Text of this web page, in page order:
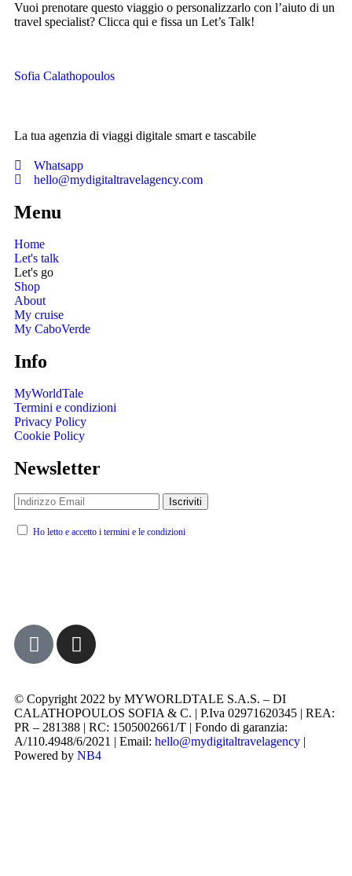
Vuoi prenotare questo viaggio o personalizzarlo con l’aiuto di un
travel specialist? Clicca qui e fissa un Let’s Talk!
Sofia Calathopoulos
La tua agenzia di viaggi digitale smart e tascabile
Whatsapp
hello@mydigitaltravelagency.com
Menu
Home
Let's talk
Let's go
Shop
About
My cruise
My CaboVerde
Info
MyWorldTale
Termini e condizioni
Privacy Policy
Cookie Policy
Newsletter
Ho letto e accetto i termini e le condizioni
© Copyright 2022 by MYWORLDTALE S.A.S. – DI
CALATHOPOULOS SOFIA & C. | P.Iva 02971620345 | REA:
PR – 281388 | RC: 1505002661/T | Fondo di garanzia:
A/110.4948/6/2021 | Email: hello@mydigitaltravelagency |
Powered by NB4